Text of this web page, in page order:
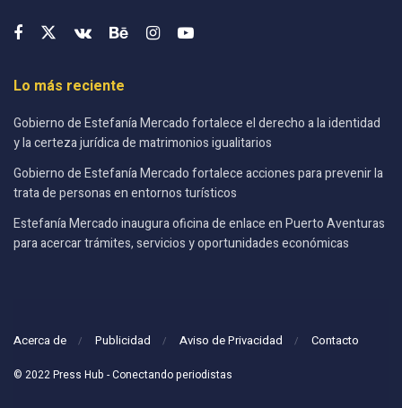
Lo más reciente
Gobierno de Estefanía Mercado fortalece el derecho a la identidad
y la certeza jurídica de matrimonios igualitarios
Gobierno de Estefanía Mercado fortalece acciones para prevenir la
trata de personas en entornos turísticos
Estefanía Mercado inaugura oficina de enlace en Puerto Aventuras
para acercar trámites, servicios y oportunidades económicas
Acerca de Publicidad Aviso de Privacidad Contacto
© 2022 Press Hub - Conectando periodistas